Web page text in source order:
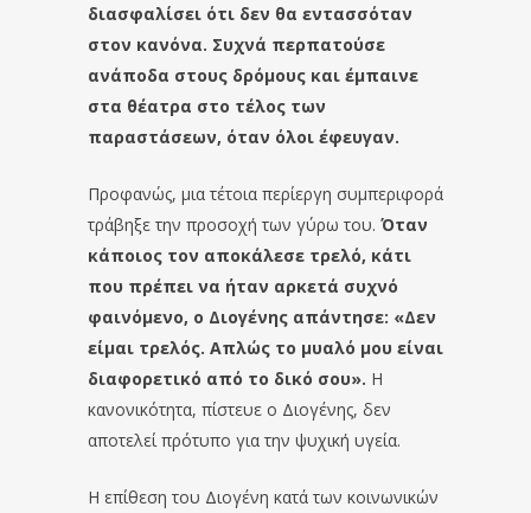
διασφαλίσει ότι δεν θα εντασσόταν
στον κανόνα. Συχνά περπατούσε
ανάποδα στους δρόμους και έμπαινε
στα θέατρα στο τέλος των
παραστάσεων, όταν όλοι έφευγαν.
Προφανώς, μια τέτοια περίεργη συμπεριφορά
τράβηξε την προσοχή των γύρω του. Όταν
κάποιος τον αποκάλεσε τρελό, κάτι
που πρέπει να ήταν αρκετά συχνό
φαινόμενο, ο Διογένης απάντησε: «Δεν
είμαι τρελός. Απλώς το μυαλό μου είναι
διαφορετικό από το δικό σου». Η
κανονικότητα, πίστευε ο Διογένης, δεν
αποτελεί πρότυπο για την ψυχική υγεία.
Η επίθεση του Διογένη κατά των κοινωνικών